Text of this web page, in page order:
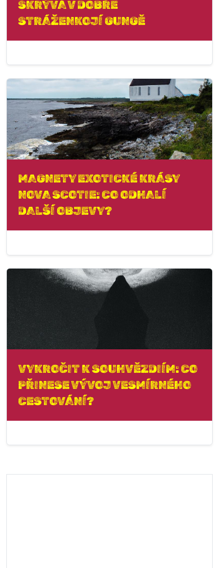
SKRÝVÁ V DOBŘE
STRÁŽENKOJÍ GUNGĚ
MAGNETY EXOTICKÉ KRÁSY
NOVA SCOTIE: CO ODHALÍ
DALŠÍ OBJEVY?
VYKROČIT K SOUHVĚZDIÍM: CO
PŘINESE VÝVOJ VESMÍRNÉHO
CESTOVÁNÍ?